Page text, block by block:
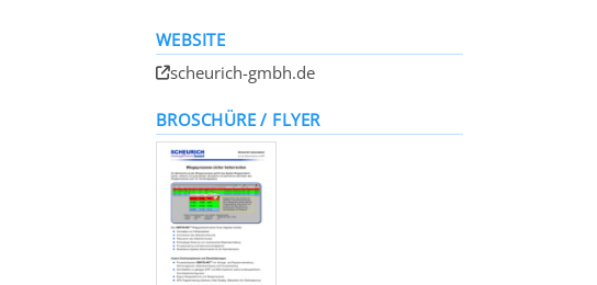
WEBSITE
scheurich-gmbh.de
BROSCHÜRE / FLYER